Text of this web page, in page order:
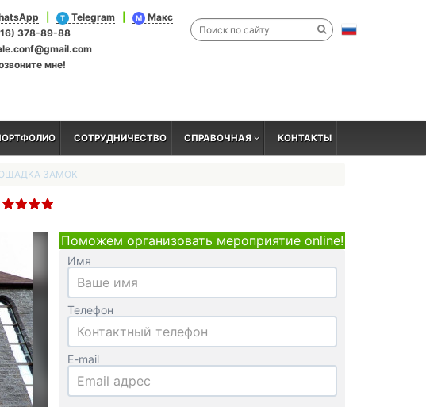
T Telegram M
Макс
378-89-88
мне!
СОТРУДНИЧЕСТВО СПРАВОЧНАЯ КОНТАКТЫ
ЗАМОК
Поможем организовать мероприятие online!
Имя
Телефон
E-mail